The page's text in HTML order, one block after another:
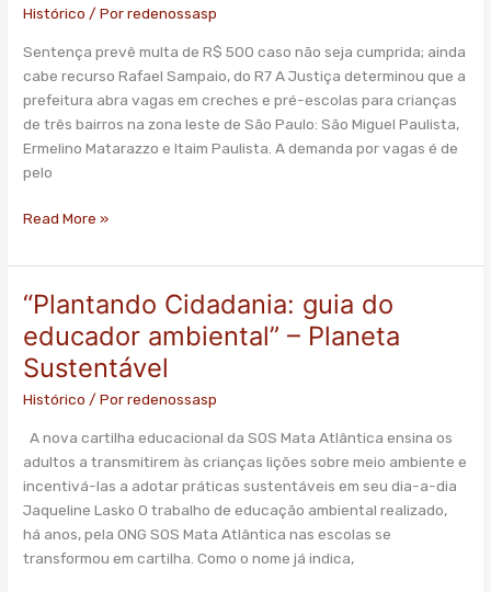
Histórico / Porredenossasp
Sentença prevê multa de R$ 500 caso não seja cumprida; ainda
cabe recurso Rafael Sampaio, do R7 A Justiça determinou que a
prefeitura abra vagas em creches e pré-escolas para crianças
de três bairros na zona leste de São Paulo: São Miguel Paulista,
Ermelino Matarazzo e Itaim Paulista. A demanda por vagas é de
pelo
abrir
mil
vagas
para
crianças
em
creches
SP”
Read More »
“Plantando Cidadania: guia do
educador ambiental” – Planeta
Sustentável
Histórico / Porredenossasp
A nova cartilha educacional da SOS Mata Atlântica ensina os
adultos a transmitirem às crianças lições sobre meio ambiente e
incentivá-las a adotar práticas sustentáveis em seu dia-a-dia
Jaqueline Lasko O trabalho de educação ambiental realizado,
há anos, pela ONG SOS Mata Atlântica nas escolas se
transformou em cartilha. Como o nome já indica,
“Plantando
Cidadania:
guia
do
educador
–
Planeta
Sustentável